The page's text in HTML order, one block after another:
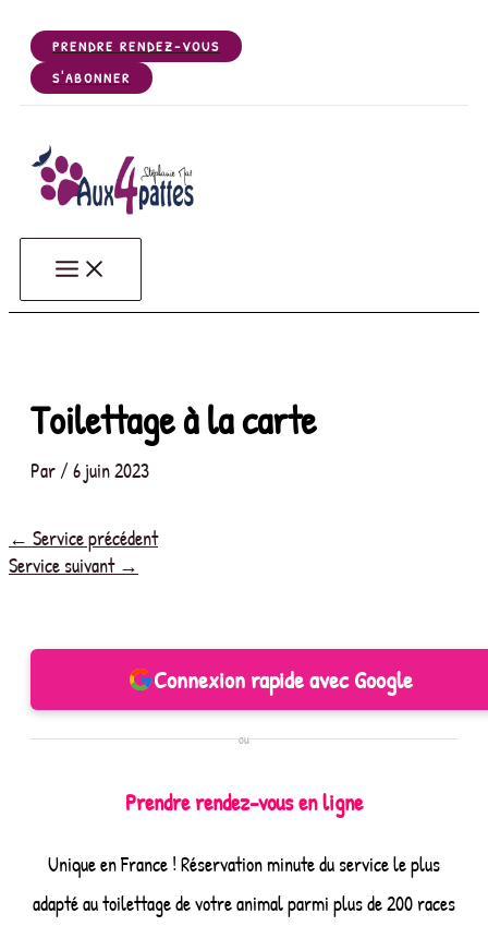
contenu
PRENDRE RENDEZ-VOUS
S'ABONNER
Aux 4 Pattes - Votre salon de toilettage de Chiens, Chats,
Votre salon de toilettage de Gerzat (63360), près de Riom, Clermont Ferrand,
Toilettage à la carte
Par /6 juin 2023
← Service précédent
Service suivant →
Connexion rapide avec Google
ou
Prendre rendez-vous en ligne
Unique en France ! Réservation minute du service le plus
adapté au toilettage de votre animal parmi plus de 200 races